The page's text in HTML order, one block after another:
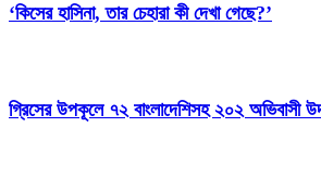
‘কিসের হাসিনা, তার চেহারা কী দেখা গেছে?’
গ্রিসের উপকূলে ৭২ বাংলাদেশিসহ ২০২ অভিবাসী